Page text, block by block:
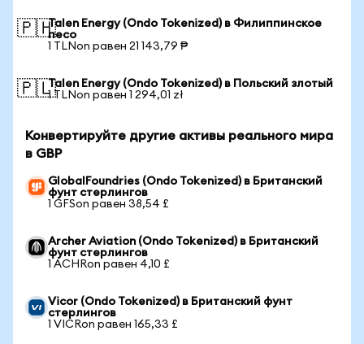
🇵🇭Talen Energy (Ondo Tokenized) в Филиппинское
песо
1 TLNon равен 21 143,79 ₱
🇵🇱Talen Energy (Ondo Tokenized) в Польский злотый
1 TLNon равен 1 294,01 zł
Конвертируйте другие активы реального мира
в GBP
GlobalFoundries (Ondo Tokenized) в Британский
фунт стерлингов
1 GFSon равен 38,54 £
Archer Aviation (Ondo Tokenized) в Британский
фунт стерлингов
1 ACHRon равен 4,10 £
Vicor (Ondo Tokenized) в Британский фунт
стерлингов
1 VICRon равен 165,33 £